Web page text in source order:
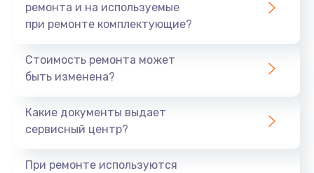
ремонта и на используемые
при ремонте комплектующие?
Стоимость ремонта может
быть изменена?
Какие документы выдает
сервисный центр?
При ремонте используются